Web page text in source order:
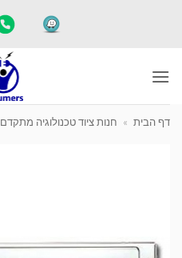
דף הבית » חנות ציוד טכנולוגיה מתקדם